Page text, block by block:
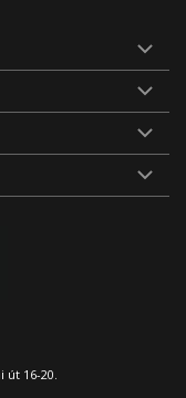
16-20.